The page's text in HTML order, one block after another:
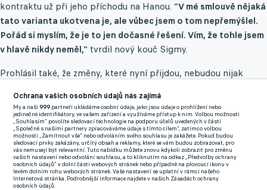
kontraktu už při jeho příchodu na Hanou. "V mé smlouvě nějaká
tato varianta ukotvena je, ale vůbec jsem o tom nepřemýšlel.
Pořád si myslím, že je to jen dočasné řešení. Vím, že tohle jsem
v hlavě nikdy neměl," tvrdil nový kouč Sigmy.
Prohlásil také, že změny, které nyní přijdou, nebudou nijak
připraveno na soupeře,bohužel nám nevyšly některé poslední
výsledky v utkáních, v nichž jsme počítali s tím, že budeme
bodovat," konstatoval a přiznal, že klíčová byla, jak se dalo tušit
nedělní porážka s Pardubicemi.
Ochrana vašich osobních údajů nás zajímá
My a naši999 partneři ukládáme osobní údaje, jako jsou údaje o prohlížení nebo
jedinečné identifikátory, ve vašem zařízení a využíváme přístup k nim. Volbou možnosti
„Souhlasím“ povolíte sledovací technologie na podporu účelů uvedených v části
„Společně s našimi partnery zpracováváme údaje s tímto cílem“, zatímco volbou
možnosti „Zamítnout vše“ nebo odvoláním svého souhlasu je zakážete. Pokud budou
sledovací prvky zakázány, určitý obsah a reklamy, které se vám budou zobrazovat, pro
vás nemusejí být relevantní. Tuto nabídku můžete znovu kdykoli zobrazit pro změnu
vašich nastavení nebo odvolání souhlasu, a to kliknutím na odkaz „Předvolby ochrany
osobních údajů“ v dolní části webových stránek nebo případně na plovoucí ikonu v
levém dolním rohu webových stránek. Vaše nastavení se uplatní v rámci našeho
Internetová stránka. Podrobnější informace najdete v našich Zásadách ochrany
osobních údajů.